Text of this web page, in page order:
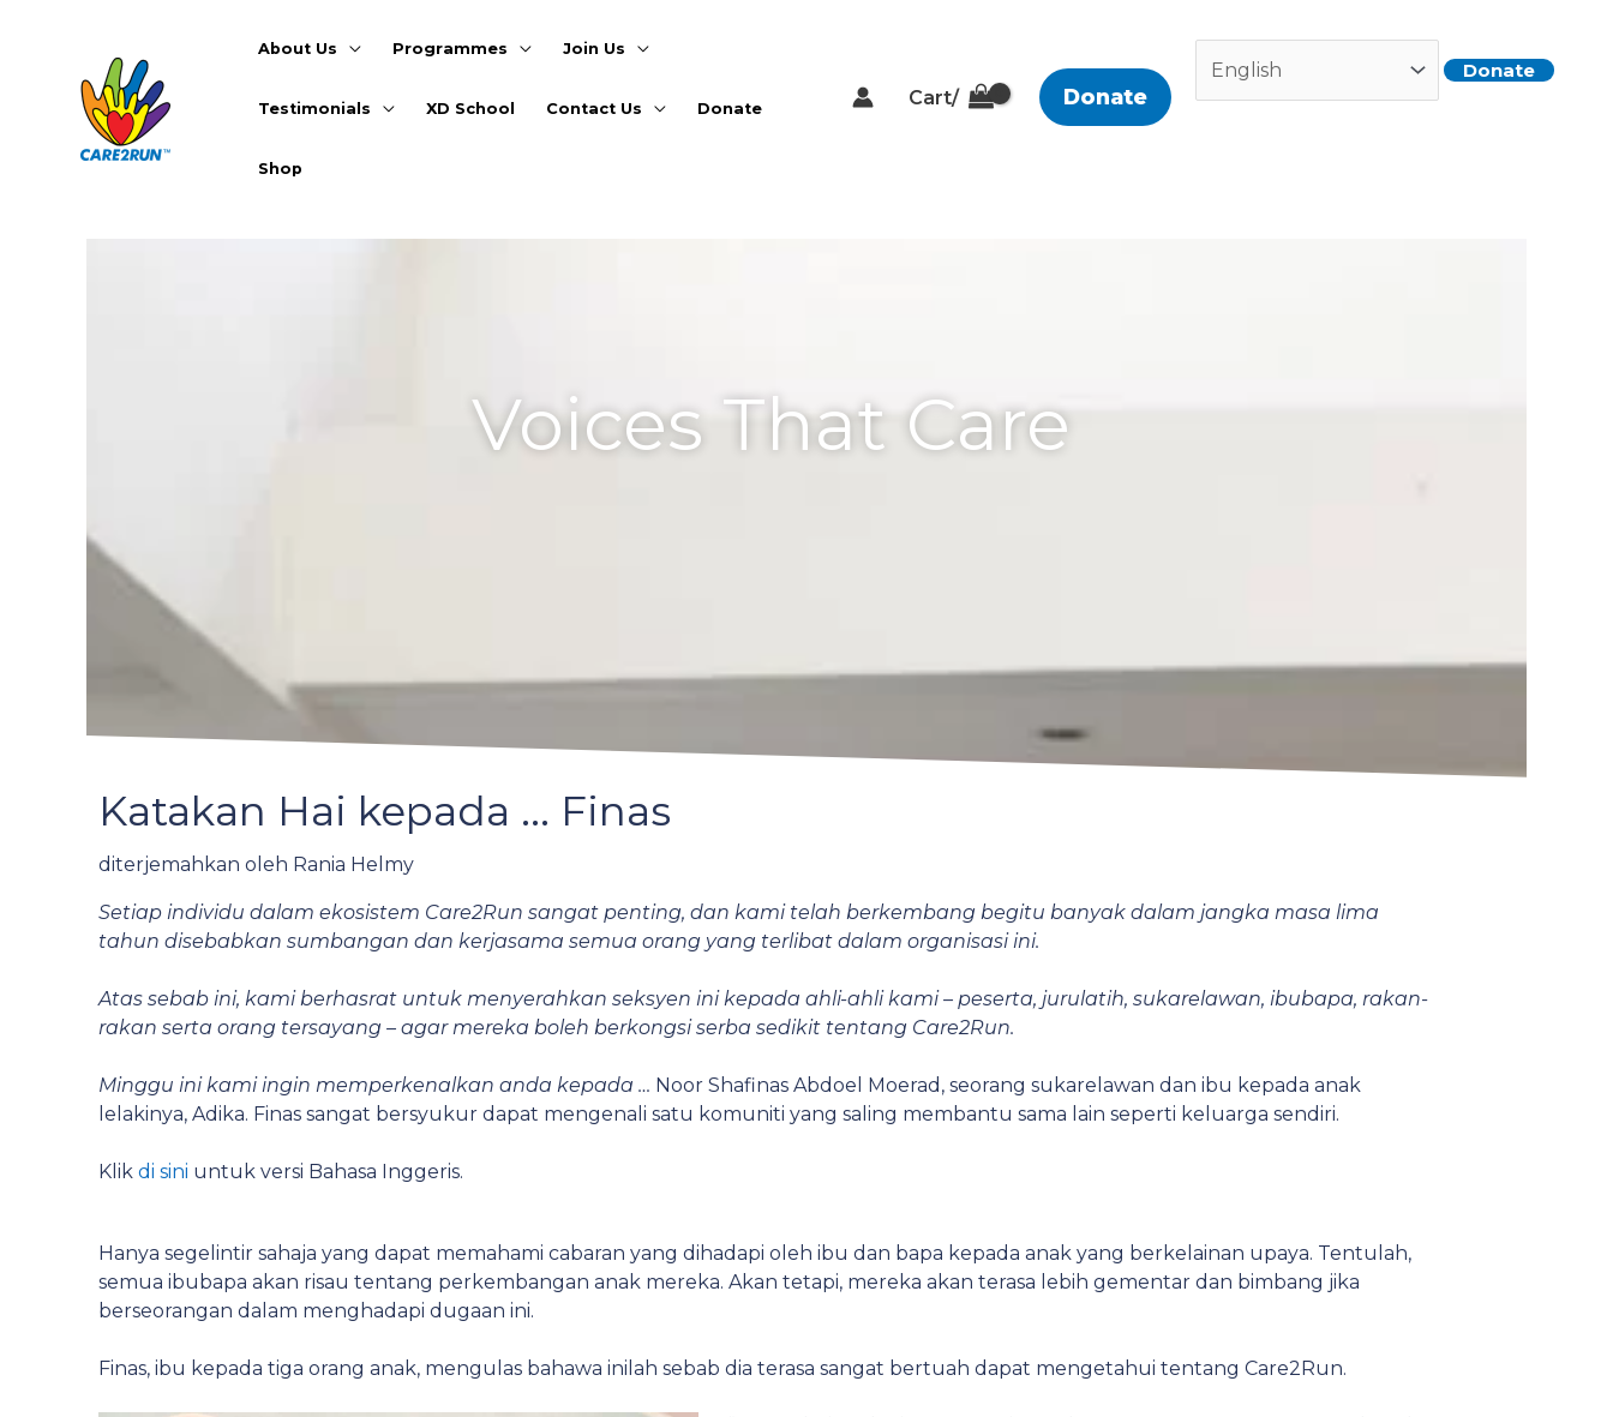
About Us Programmes Join Us
Testimonials XD School Contact Us Donate
Shop
Cart/ Donate
Donate
Voices That Care
Katakan Hai kepada ... Finas
diterjemahkan oleh Rania Helmy
Setiap individu dalam ekosistem Care2Run sangat penting, dan kami telah berkembang begitu banyak dalam jangka masa lima
tahun disebabkan sumbangan dan kerjasama semua orang yang terlibat dalam organisasi ini.
Atas sebab ini, kami berhasrat untuk menyerahkan seksyen ini kepada ahli-ahli kami ­– peserta, jurulatih, sukarelawan, ibubapa, rakan-
rakan serta orang tersayang – agar mereka boleh berkongsi serba sedikit tentang Care2Run.
Minggu ini kami ingin memperkenalkan anda kepada … Noor Shafinas Abdoel Moerad, seorang sukarelawan dan ibu kepada anak
lelakinya, Adika. Finas sangat bersyukur dapat mengenali satu komuniti yang saling membantu sama lain seperti keluarga sendiri.
Klik di sini untuk versi Bahasa Inggeris.
Hanya segelintir sahaja yang dapat memahami cabaran yang dihadapi oleh ibu dan bapa kepada anak yang berkelainan upaya. Tentulah,
semua ibubapa akan risau tentang perkembangan anak mereka. Akan tetapi, mereka akan terasa lebih gementar dan bimbang jika
berseorangan dalam menghadapi dugaan ini.
Finas, ibu kepada tiga orang anak, mengulas bahawa inilah sebab dia terasa sangat bertuah dapat mengetahui tentang Care2Run.